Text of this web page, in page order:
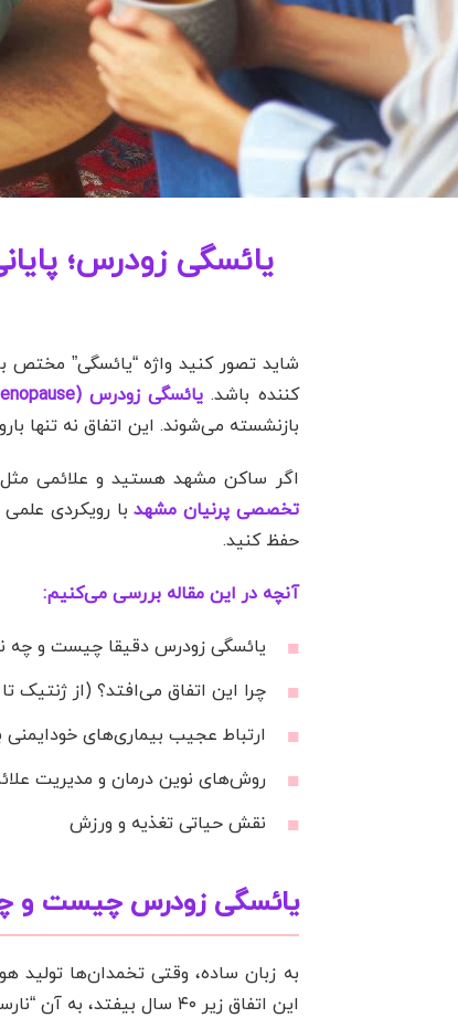
یائسگی زودرس؛
کننده باشد. یائسگی زودرس (Premature Menopause)
بازنشسته می‌شوند. این اتفاق نه تنها
اگر ساکن مشهد هستید و علائمی مثل
تخصصی پرنیان مشهدبا رویکردی
حفظ کنید.
آنچه در این مقاله بررسی می‌کنیم:
یائسگی زودرس دقیقا چیست و چه
چرا این اتفاق می‌افتد؟ (از ژنتیک
ارتباط عجیب بیماری‌های خودایمنی
روش‌های نوین درمان و مدیریت
نقش حیاتی تغذیه و ورزش
یائسگی زودرس چیست و
به زبان ساده، وقتی تخمدان‌ها
این اتفاق زیر ۴۰ سال بیفتد، به آن “نارسایی زودرس تخمدان” (POI) و اگر بین ۴۰ تا ۴۵ سال باشد، “یائسگی زودرس” می‌گویند.